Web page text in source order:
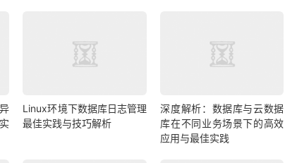
Linux环境下数据库日志管理
最佳实践与技巧解析
深度解析：数据库与云数据
库在不同业务场景下的高效
应用与最佳实践